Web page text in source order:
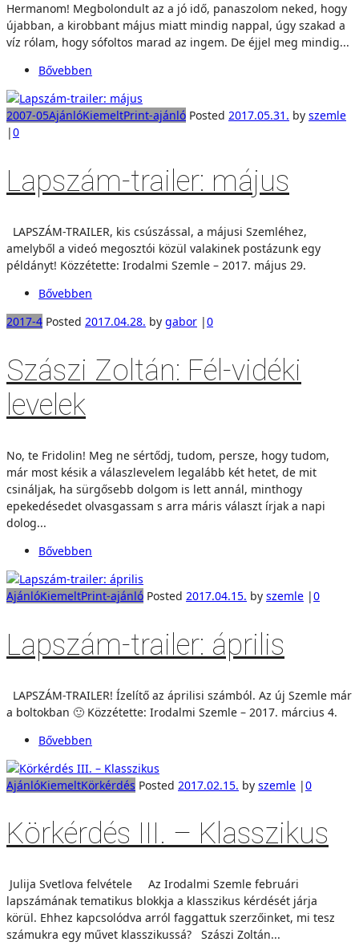
Hermanom! Megbolondult az a jó idő, panaszolom neked, hogy
újabban, a kirobbant május miatt mindig nappal, úgy szakad a
víz rólam, hogy sófoltos marad az ingem. De éjjel meg mindig...
Bővebben
2007-05AjánlóKiemeltPrint-ajánló Posted 2017.05.31. by szemle
|0
Lapszám-trailer: május
LAPSZÁM-TRAILER, kis csúszással, a májusi Szemléhez,
amelyből a videó megosztói közül valakinek postázunk egy
példányt! Közzétette: Irodalmi Szemle – 2017. május 29.
Bővebben
2017-4 Posted 2017.04.28. by gabor |0
Szászi Zoltán: Fél-vidéki
levelek
No, te Fridolin! Meg ne sértődj, tudom, persze, hogy tudom,
már most késik a válaszlevelem legalább két hetet, de mit
csináljak, ha sürgősebb dolgom is lett annál, minthogy
epekedésedet olvasgassam s arra máris választ írjak a napi
dolog...
Bővebben
AjánlóKiemeltPrint-ajánló Posted 2017.04.15. by szemle |0
Lapszám-trailer: április
LAPSZÁM-TRAILER! Ízelítő az áprilisi számból. Az új Szemle már
a boltokban 🙂 Közzétette: Irodalmi Szemle – 2017. március 4.
Bővebben
AjánlóKiemeltKörkérdés Posted 2017.02.15. by szemle |0
Körkérdés III. – Klasszikus
Julija Svetlova felvétele Az Irodalmi Szemle februári
lapszámának tematikus blokkja a klasszikus kérdését járja
körül. Ehhez kapcsolódva arról faggattuk szerzőinket, mi tesz
számukra egy művet klasszikussá? Szászi Zoltán...